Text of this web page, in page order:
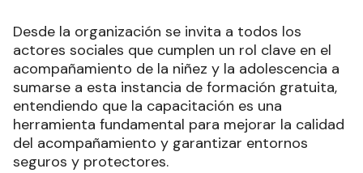
Desde la organización se invita a todos los
actores sociales que cumplen un rol clave en el
acompañamiento de la niñez y la adolescencia a
sumarse a esta instancia de formación gratuita,
entendiendo que la capacitación es una
herramienta fundamental para mejorar la calidad
del acompañamiento y garantizar entornos
seguros y protectores.